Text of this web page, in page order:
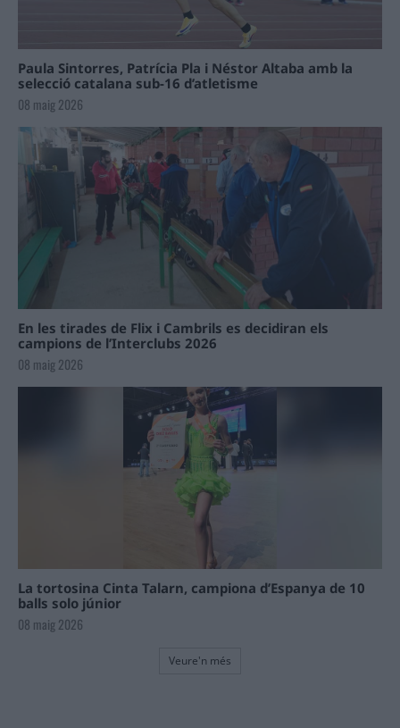
Paula Sintorres, Patrícia Pla i Néstor Altaba amb la
selecció catalana sub-16 d’atletisme
08 maig 2026
En les tirades de Flix i Cambrils es decidiran els
campions de l’Interclubs 2026
08 maig 2026
La tortosina Cinta Talarn, campiona d’Espanya de 10
balls solo júnior
08 maig 2026
Veure'n més